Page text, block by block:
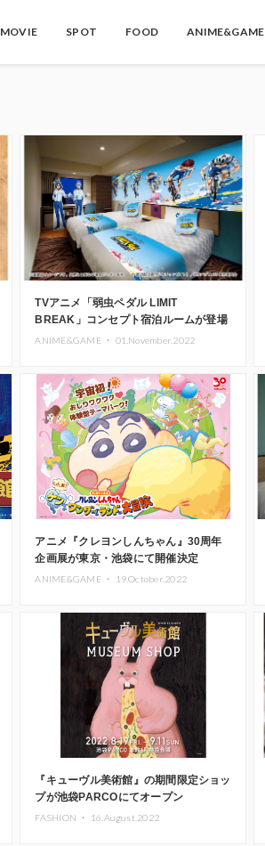
MOVIE SPOT FOOD ANIME&GAME
TVアニメ「弱虫ペダル LIMIT
BREAK」コンセプト宿泊ルームが登場
ANIME&GAME ・ 01.November.2022
アニメ『クレヨンしんちゃん』30周年
企画展が東京・池袋にて開催決定
ANIME&GAME ・ 19.October.2022
『キューヴル美術館』の期間限定ショッ
プが池袋PARCOにてオープン
FASHION ・ 16.August.2022